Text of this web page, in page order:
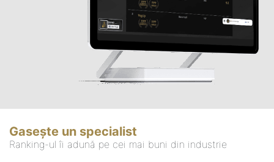
Gasește un specialist
Ranking-ul îi adună pe cei mai buni din industrie